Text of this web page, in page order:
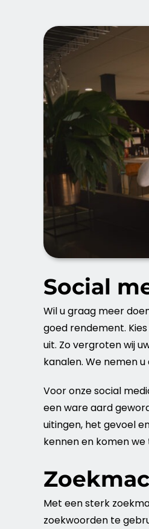
Social
Wil u graag meer
goed rendement.
uit. Zo vergroten wij
kanalen. We nemen
Voor onze social
een ware aard
uitingen, het gevoel
kennen en komen
Met een sterk
zoekwoordente